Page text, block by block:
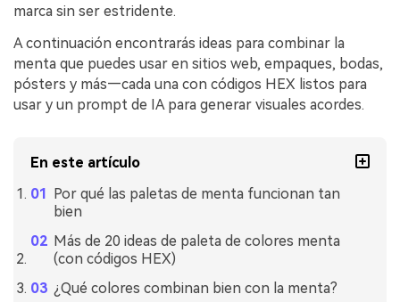
marca sin ser estridente.
A continuación encontrarás ideas para combinar la
menta que puedes usar en sitios web, empaques, bodas,
pósters y más—cada una con códigos HEX listos para
usar y un prompt de IA para generar visuales acordes.
En este artículo
Por qué las paletas de menta funcionan tan
bien
Más de 20 ideas de paleta de colores menta
(con códigos HEX)
¿Qué colores combinan bien con la menta?